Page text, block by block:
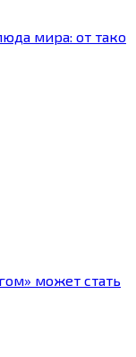
мира: от тако
может стать